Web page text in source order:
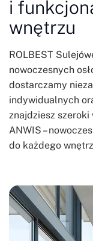
i
wnętrzu
ROLBEST
nowoczesnych
dostarczamy
indywidualnych
znajdziesz
ANWIS –
do każdego